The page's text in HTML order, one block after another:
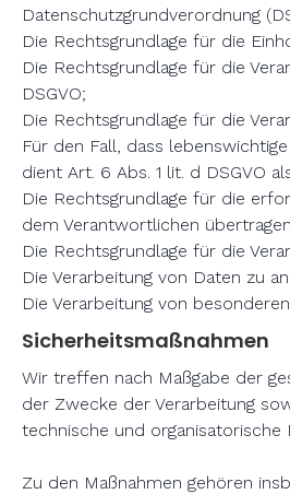
Datenschutzgrundverordnung
Die Rechtsgrundlage für die
Die Rechtsgrundlage für die
DSGVO;
Die Rechtsgrundlage für die
Für den Fall, dass
dient Art. 6 Abs. 1 lit. d DSGVO
Die Rechtsgrundlage für die
dem Verantwortlichen
Die Rechtsgrundlage für die
Die Verarbeitung von Daten zu
Die Verarbeitung von
Sicherheitsmaßnahmen
Wir treffen nach Maßgabe der
der Zwecke der Verarbeitung
technische und organisatorische
Zu den Maßnahmen gehören